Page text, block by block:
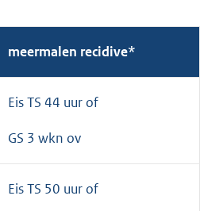
meermalen recidive*
Eis TS 44 uur of
GS 3 wkn ov
Eis TS 50 uur of